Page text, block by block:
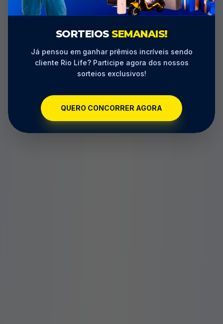
RÁÁÁ!
SORTEIOS SEMANAIS!
Já pensou em ganhar prêmios incríveis sendo
cliente Rio Life? Participe agora dos nossos
sorteios exclusivos!
QUERO CONCORRER AGORA